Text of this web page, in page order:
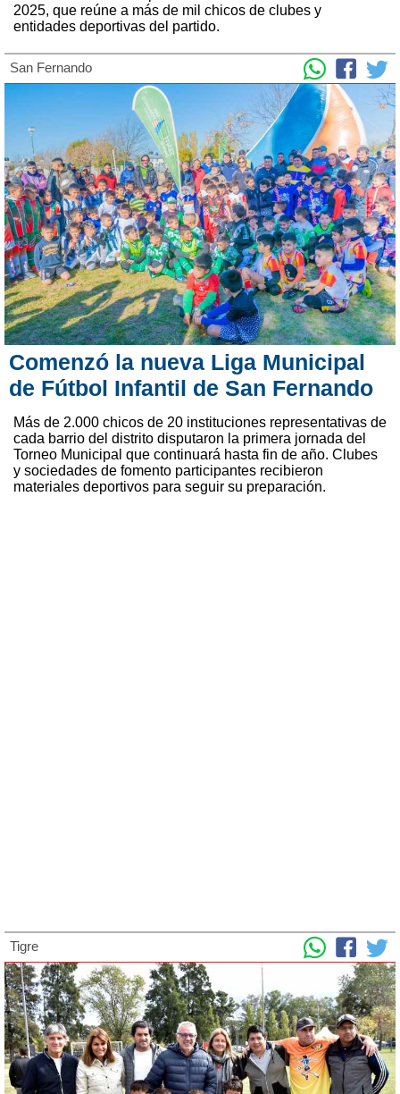
2025, que reúne a más de mil chicos de clubes y
entidades deportivas del partido.
San Fernando
Comenzó la nueva Liga Municipal
de Fútbol Infantil de San Fernando
Más de 2.000 chicos de 20 instituciones representativas de
cada barrio del distrito disputaron la primera jornada del
Torneo Municipal que continuará hasta fin de año. Clubes
y sociedades de fomento participantes recibieron
materiales deportivos para seguir su preparación.
Tigre